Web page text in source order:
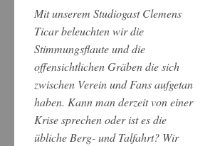
Mit unserem Studiogast Clemens
Ticar beleuchten wir die
Stimmungsflaute und die
offensichtlichen Gräben die sich
zwischen Verein und Fans aufgetan
haben. Kann man derzeit von einer
Krise sprechen oder ist es die
übliche Berg- und Talfahrt? Wir